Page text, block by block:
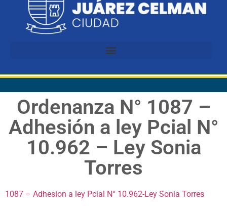
Ordenanza N° 1087 –
Adhesión a ley Pcial N°
10.962 – Ley Sonia
Torres
1087 – Adhesion a ley Pcial N° 10.962-Ley Sonia Torres